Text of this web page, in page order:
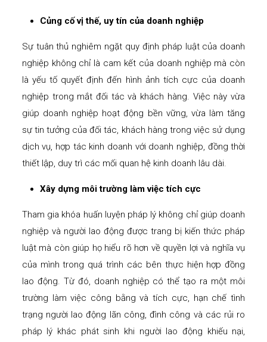
Củng cố vị thế, uy tín của doanh nghiệp
Sự tuân thủ nghiêm ngặt quy định pháp luật của doanh
nghiệp không chỉ là cam kết của doanh nghiệp mà còn
là yếu tố quyết định đến hình ảnh tích cực của doanh
nghiệp trong mắt đối tác và khách hàng. Việc này vừa
giúp doanh nghiệp hoạt động bền vững, vừa làm tăng
sự tin tưởng của đối tác, khách hàng trong việc sử dụng
dịch vụ, hợp tác kinh doanh với doanh nghiệp, đồng thời
thiết lập, duy trì các mối quan hệ kinh doanh lâu dài.
Xây dựng môi trường làm việc tích cực
Tham gia khóa huấn luyện pháp lý không chỉ giúp doanh
nghiệp và người lao động được trang bị kiến thức pháp
luật mà còn giúp họ hiểu rõ hơn về quyền lợi và nghĩa vụ
của mình trong quá trình các bên thực hiện hợp đồng
lao động. Từ đó, doanh nghiệp có thể tạo ra một môi
trường làm việc công bằng và tích cực, hạn chế tình
trạng người lao động lãn công, đình công và các rủi ro
pháp lý khác phát sinh khi người lao động khiếu nại,